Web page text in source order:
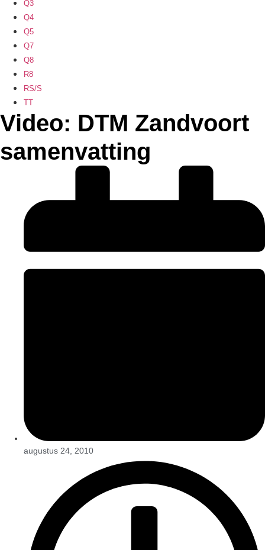
Q3
Q4
Q5
Q7
Q8
R8
RS/S
TT
Video: DTM Zandvoort
samenvatting
augustus 24, 2010